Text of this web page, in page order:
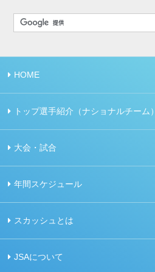
HOME
トップ選手紹介（ナショナルチーム）
大会・試合
年間スケジュール
スカッシュとは
JSAについて